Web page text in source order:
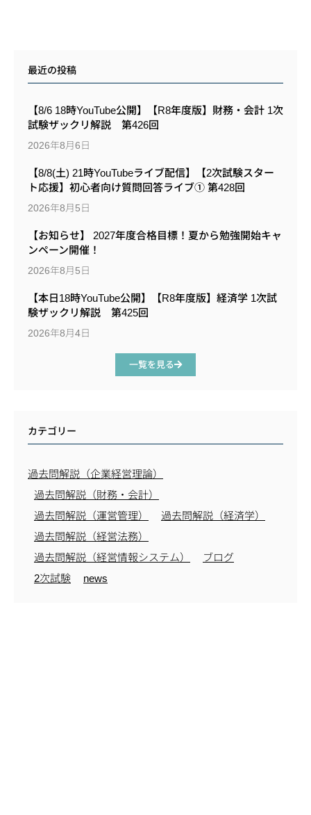
最近の投稿
【8/6 18時YouTube公開】【R8年度版】財務・会計 1次
試験ザックリ解説 第426回
2026年8月6日
【8/8(土) 21時YouTubeライブ配信】【2次試験スター
ト応援】初心者向け質問回答ライブ① 第428回
2026年8月5日
【お知らせ】 2027年度合格目標！夏から勉強開始キャ
ンペーン開催！
2026年8月5日
【本日18時YouTube公開】【R8年度版】経済学 1次試
験ザックリ解説 第425回
2026年8月4日
一覧を見る
カテゴリー
過去問解説（企業経営理論）
過去問解説（財務・会計）
過去問解説（運営管理）
過去問解説（経済学）
過去問解説（経営法務）
過去問解説（経営情報システム）
ブログ
2次試験
news